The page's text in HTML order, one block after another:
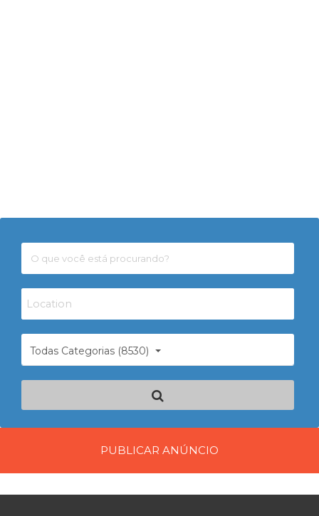
Todas Categorias (8530)
PUBLICAR ANÚNCIO